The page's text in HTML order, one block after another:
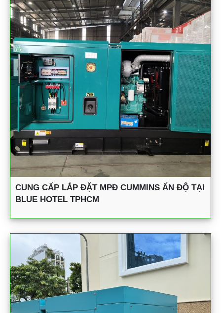
CUNG CẤP LẮP ĐẶT MPĐ CUMMINS ẤN ĐỘ TẠI
BLUE HOTEL TPHCM